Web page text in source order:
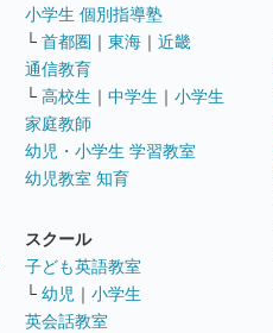
小学生 個別指導塾
└ 首都圏 ｜ 東海 ｜ 近畿
通信教育
└ 高校生 ｜ 中学生 ｜ 小学生
家庭教師
幼児・小学生 学習教室
幼児教室 知育
スクール
子ども英語教室
└ 幼児 ｜ 小学生
英会話教室